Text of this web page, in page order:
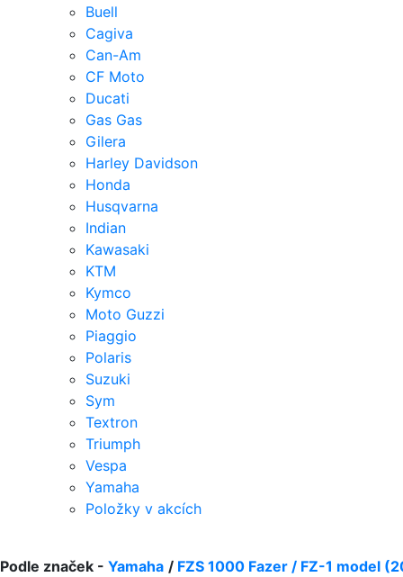
Buell
Cagiva
Can-Am
CF Moto
Ducati
Gas Gas
Gilera
Harley Davidson
Honda
Husqvarna
Indian
Kawasaki
KTM
Kymco
Moto Guzzi
Piaggio
Polaris
Suzuki
Sym
Textron
Triumph
Vespa
Yamaha
Položky v akcích
Podle značek - Yamaha / FZS 1000 Fazer / FZ-1 model